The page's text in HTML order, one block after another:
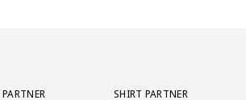
SHIRT PARTNER